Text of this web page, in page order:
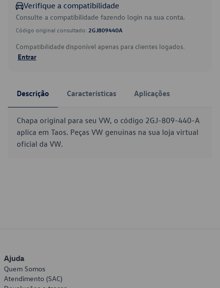
Verifique a compatibilidade
Consulte a compatibilidade fazendo login na sua conta.
Código original consultado: 2GJ809440A
Compatibilidade disponível apenas para clientes logados.
Entrar
Descrição Características Aplicações
Chapa original para seu VW, o código 2GJ-809-440-A
aplica em Taos. Peças VW genuínas na sua loja virtual
oficial da VW.
Ajuda
Quem Somos
Atendimento (SAC)